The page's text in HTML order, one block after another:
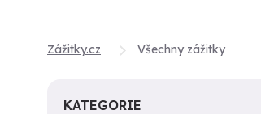
Zážitky.cz Všechny zážitky
KATEGORIE